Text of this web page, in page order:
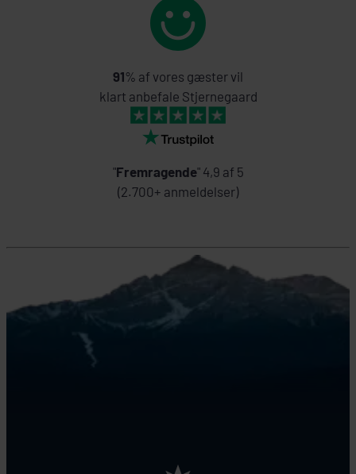
91% af vores gæster vil
klart anbefale Stjernegaard
"Fremragende" 4,9 af 5
(2.700+ anmeldelser)